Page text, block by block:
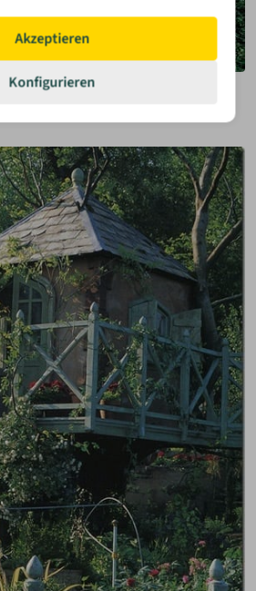
Japan
Akzeptieren
Konfigurieren